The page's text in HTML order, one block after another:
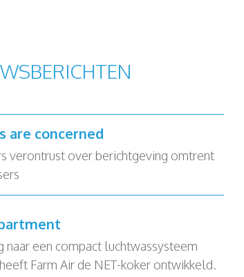
are concerned
verontrust over berichtgeving omtrent
naar een compact luchtwassysteem
Farm Air de NET-koker ontwikkeld.